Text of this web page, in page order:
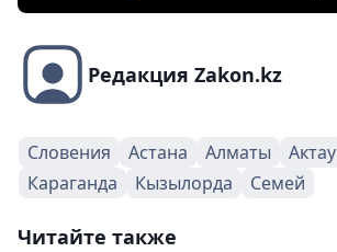
Редакция Zakon.kz
Словения Астана Алматы Актау
Караганда
Кызылорда Семей
Читайте также